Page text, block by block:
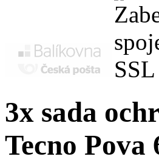
3x sada
Tecno Pova